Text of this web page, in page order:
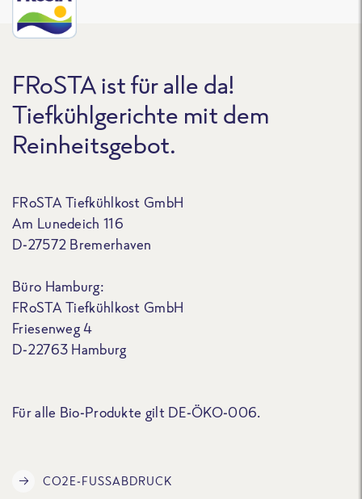
FRoSTA ist für alle da!
Tiefkühlgerichte mit dem
Reinheitsgebot.
FRoSTA Tiefkühlkost GmbH
Am Lunedeich 116
D-27572 Bremerhaven
Büro Hamburg:
FRoSTA Tiefkühlkost GmbH
Friesenweg 4
D-22763 Hamburg
Für alle Bio-Produkte gilt DE-ÖKO-006.
CO2E-FUSSABDRUCK